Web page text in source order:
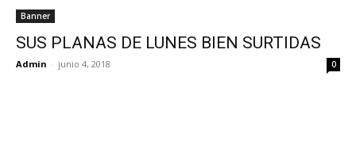
Banner
SUS PLANAS DE LUNES BIEN SURTIDAS
Admin - junio 4, 2018 0